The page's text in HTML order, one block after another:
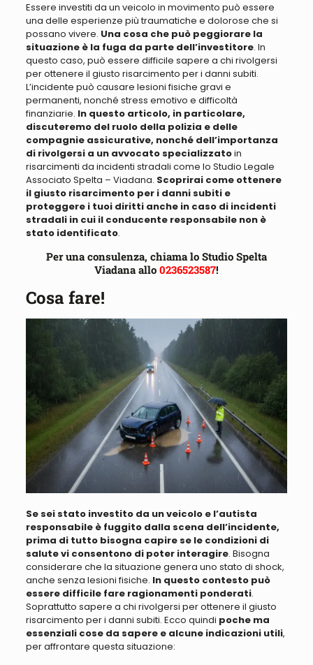
Essere investiti da un veicolo in movimento può essere
una delle esperienze più traumatiche e dolorose che si
possano vivere. Una cosa che può peggiorare la
situazione è la fuga da parte dell’investitore. In
questo caso, può essere difficile sapere a chi rivolgersi
per ottenere il giusto risarcimento per i danni subiti.
L’incidente può causare lesioni fisiche gravi e
permanenti, nonché stress emotivo e difficoltà
finanziarie. In questo articolo, in particolare,
discuteremo del ruolo della polizia e delle
compagnie assicurative, nonché dell’importanza
di rivolgersi a un avvocato specializzatoin
risarcimenti da incidenti stradali come lo Studio Legale
Associato Spelta – Viadana. Scoprirai come ottenere
il giusto risarcimento per i danni subiti e
proteggere i tuoi diritti anche in caso di incidenti
stradali in cui il conducente responsabile non è
stato identificato.
Per una consulenza, chiama lo Studio Spelta
Viadana allo 0236523587!
Cosa fare!
Se sei stato investito da un veicolo e l’autista
responsabile è fuggito dalla scena dell’incidente,
prima di tutto bisogna capire se le condizioni di
salute vi consentono di poter interagire. Bisogna
considerare che la situazione genera uno stato di shock,
anche senza lesioni fisiche. In questo contesto può
essere difficile fare ragionamenti ponderati.
Soprattutto sapere a chi rivolgersi per ottenere il giusto
risarcimento per i danni subiti. Ecco quindi poche ma
essenziali cose da sapere e alcune indicazioni utili,
per affrontare questa situazione: